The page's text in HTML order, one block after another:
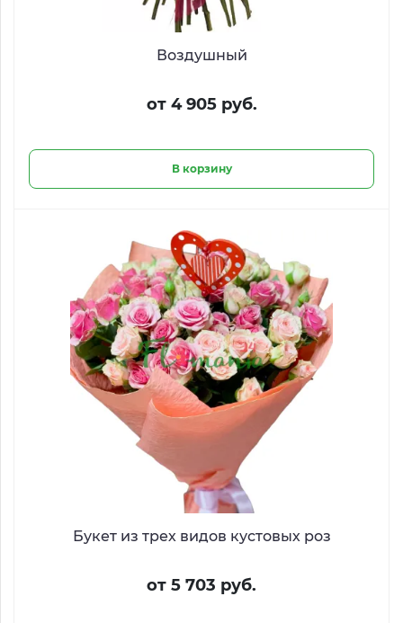
Воздушный
от 4 905 руб.
В корзину
Букет из трех видов кустовых роз
от 5 703 руб.